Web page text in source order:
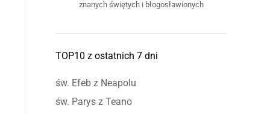
znanych świętych i błogosławionych
TOP10 z ostatnich 7 dni
św. Efeb z Neapolu
św. Parys z Teano